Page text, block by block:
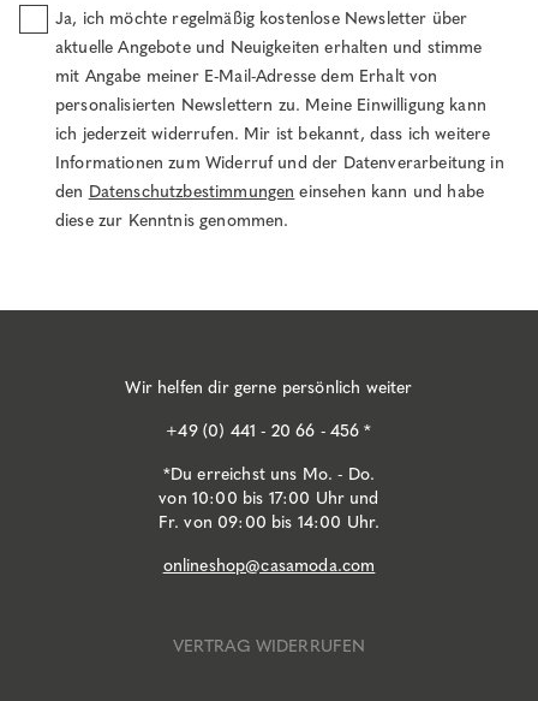
Ja, ich möchte regelmäßig kostenlose Newsletter über
aktuelle Angebote und Neuigkeiten erhalten und stimme
mit Angabe meiner E-Mail-Adresse dem Erhalt von
personalisierten Newslettern zu. Meine Einwilligung kann
ich jederzeit widerrufen. Mir ist bekannt, dass ich weitere
Informationen zum Widerruf und der Datenverarbeitung in
den Datenschutzbestimmungen einsehen kann und habe
diese zur Kenntnis genommen.
Wir helfen dir gerne persönlich weiter
+49 (0) 441 - 20 66 - 456 *
*Du erreichst uns Mo. - Do.
von 10:00 bis 17:00 Uhr und
Fr. von 09:00 bis 14:00 Uhr.
onlineshop@casamoda.com
VERTRAG WIDERRUFEN